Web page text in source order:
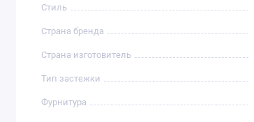
Стиль
Страна бренда
Страна изготовитель
Тип застежки
Фурнитура